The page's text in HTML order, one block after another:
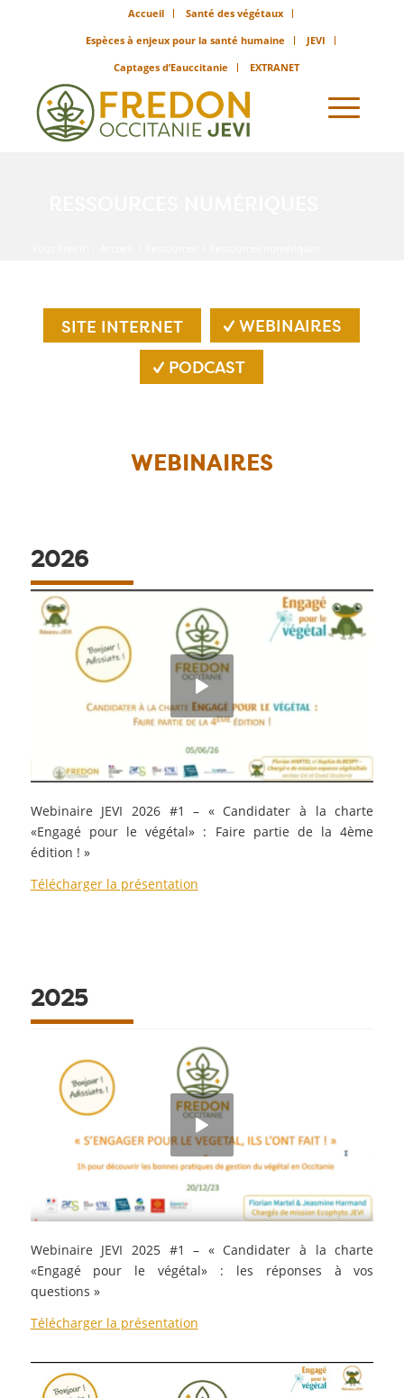
Accueil
Santé des végétaux
Espèces à enjeux pour la santé humaine
JEVI
Captages d’Eauccitanie
EXTRANET
SITE INTERNET
WEBINAIRES
PODCAST
WEBINAIRES
2026
Webinaire JEVI 2026 #1 – « Candidater à la charte
«Engagé pour le végétal» : Faire partie de la 4ème
édition ! »
Télécharger la présentation
2025
Webinaire JEVI 2025 #1 – « Candidater à la charte
«Engagé pour le végétal» : les réponses à vos
questions »
Télécharger la présentation